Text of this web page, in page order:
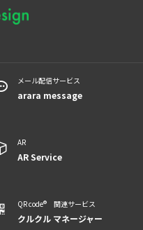
メール配信サービス
arara message
AR
​​​​​​AR Service
QR code® 関連サービス
クルクル マネージャー